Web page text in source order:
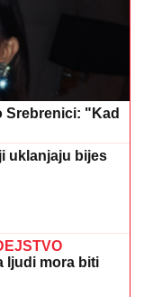
Srebrenici: "Kad
uklanjaju bijes
ljudi mora biti